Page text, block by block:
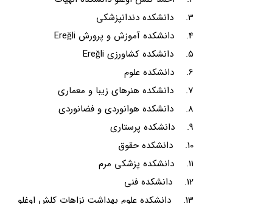
3. دانشکده دندانپزشکی
4. دانشکده آموزش و پرورش Ereğli
5. دانشکده کشاورزی Ereğli
6. دانشکده علوم
7. دانشکده هنرهای زیبا و معماری
8. دانشکده هوانوردی و فضانوردی
9. دانشکده پرستاری
10. دانشکده حقوق
11. دانشکده پزشکی مرم
12. دانشکده فنی
13. دانشکده علوم بهداشت نزاهات کلش اوغلو